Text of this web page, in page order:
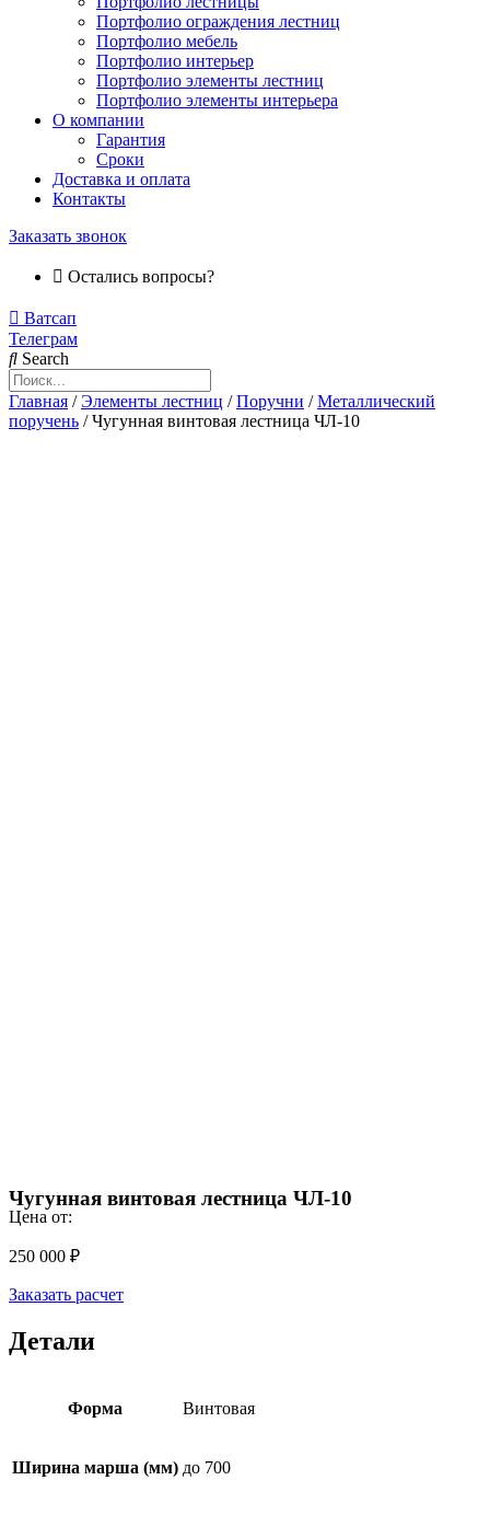
Портфолио ограждения лестниц
Портфолио мебель
Портфолио интерьер
Портфолио элементы лестниц
Портфолио элементы интерьера
О компании
Гарантия
Сроки
Доставка и оплата
Контакты
Заказать звонок
Остались вопросы?
Ватсап
Телеграм
Search
Главная /Элементы лестниц /Поручни /Металлический
поручень / Чугунная винтовая лестница ЧЛ-10
Чугунная винтовая лестница ЧЛ-10
Цена от:
250 000 ₽
Заказать расчет
Детали
Форма Винтовая
Ширина марша (мм) до 700